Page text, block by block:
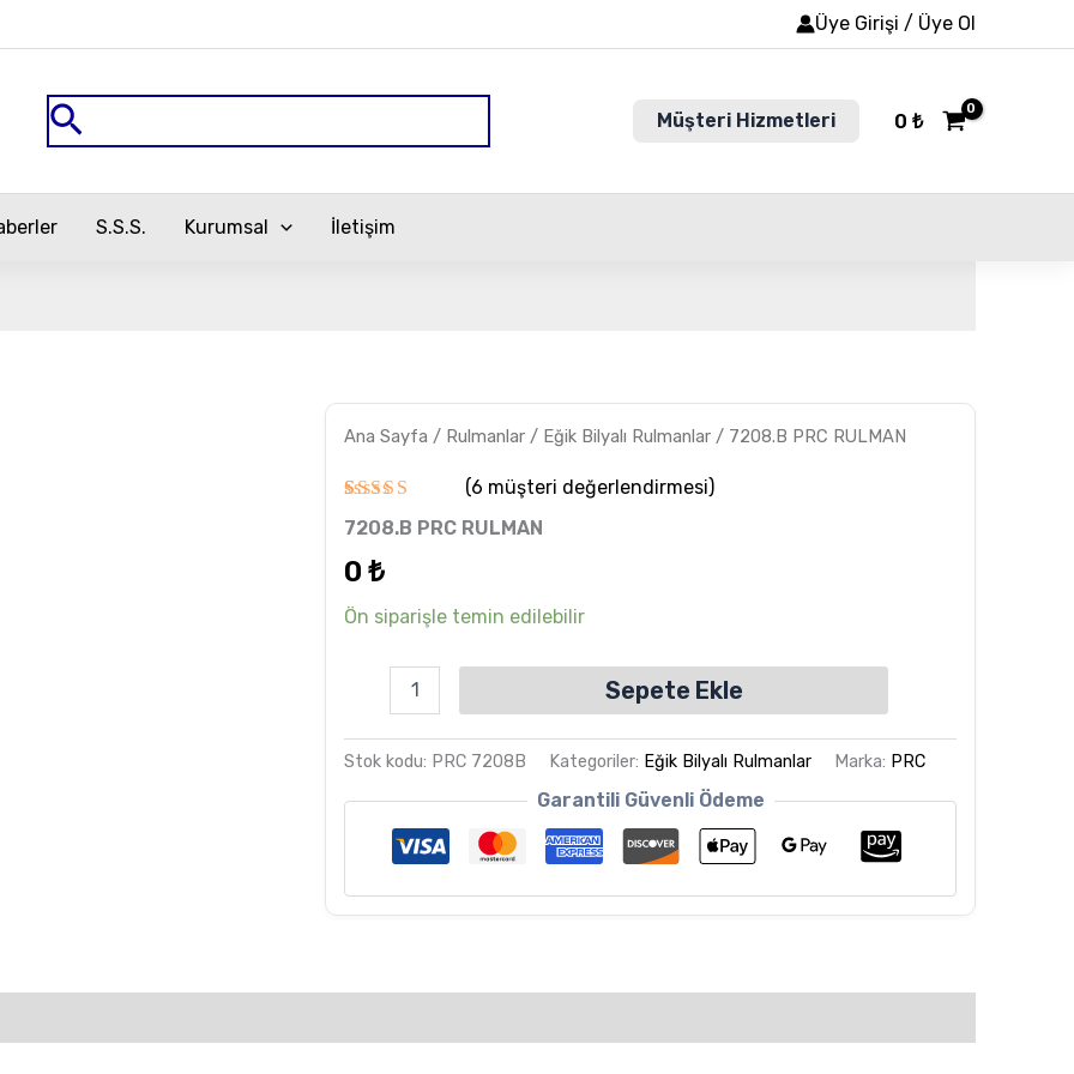
Üye Girişi / Üye Ol
Arama Müşteri Hizmetleri 0 ₺
S.S.S. Kurumsal İletişim
Ana Sayfa / Rulmanlar / Eğik Bilyalı Rulmanlar / 7208.B PRC RULMAN
6
müşteri
puanına
5 üzerinden
aldı
(6 müşteri değerlendirmesi)
7208.B PRC RULMAN
0₺
Ön siparişle temin edilebilir
PRC
adet
Sepete Ekle
Stok kodu: PRC 7208B Kategoriler: Eğik Bilyalı Rulmanlar Marka: PRC
Garantili Güvenli Ödeme